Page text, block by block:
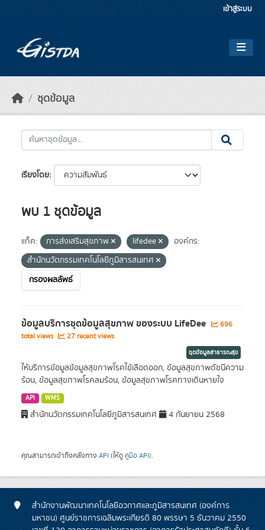
เข้าสู่ระบบ
ชุดข้อมูล
เรียงโดย
พบ 1 ชุดข้อมูล
แท็ค: การส่งเสริมสุขภาพ lifedee
องค์กร:
สำนักนวัตกรรมเทคโนโลยีภูมิสารสนเทศ
กรองผลลัพธ์
ข้อมูลบริการชุดข้อมูลสุขภาพ ของระบบ LifeDee
696
total views
27 recent views
ชุดข้อมูลสาธารณสุข
ให้บริการข้อมูลข้อมูลสุขภาพโรคไข้เลือดออก, ข้อมูลสุขภาพดัชนีความ
ร้อน, ข้อมูลสุขภาพโรคลมร้อน, ข้อมูลสุขภาพโรคทางเดินหายใจ
API WMS
สำนักนวัตกรรมเทคโนโลยีภูมิสารสนเทศ 4 กันยายน 2568
คุณสามารถเข้าถึงคลังทาง API (ให้ดู คู่มือ API).
สำนักงานพัฒนาเทคโนโลยีอวกาศและภูมิสารสนเทศ (องค์การ
มหาชน) ศูนย์ราชการเฉลิมพระเกียรติ 80 พรรษา 5 ธันวาคม 2550